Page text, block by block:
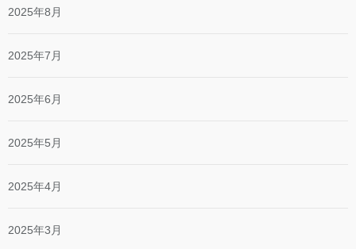
2025年8月
2025年7月
2025年6月
2025年5月
2025年4月
2025年3月